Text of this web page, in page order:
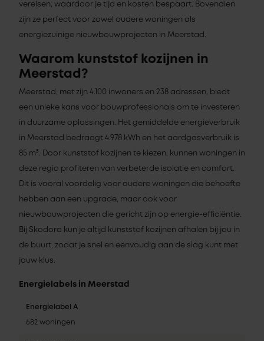
vereisen, waardoor je tijd en kosten bespaart. Bovendien
zijn ze perfect voor zowel oudere woningen als
energiezuinige nieuwbouwprojecten in Meerstad.
Waarom kunststof kozijnen in
Meerstad?
Meerstad, met zijn 4.100 inwoners en 238 adressen, biedt
een unieke kans voor bouwprofessionals om te investeren
in duurzame oplossingen. Het gemiddelde energieverbruik
in Meerstad bedraagt 4.978 kWh en het aardgasverbruik is
85 m³. Door kunststof kozijnen te kiezen, kunnen woningen in
deze regio profiteren van verbeterde isolatie en comfort.
Dit is vooral voordelig voor oudere woningen die behoefte
hebben aan een upgrade, maar ook voor
nieuwbouwprojecten die gericht zijn op energie-efficiëntie.
Bij Skodora kun je altijd kunststof kozijnen afhalen bij jou in
de buurt, zodat je snel en eenvoudig aan de slag kunt met
jouw klus.
Energielabels in Meerstad
Energielabel A
682 woningen